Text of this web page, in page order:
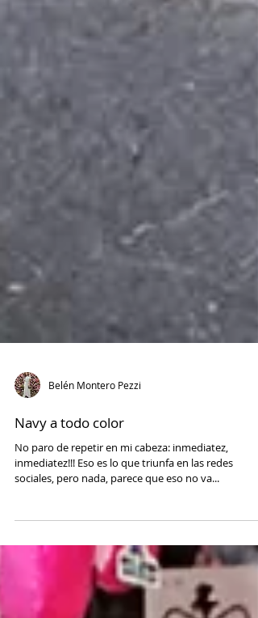
Belén Montero Pezzi
Navy a todo color
No paro de repetir en mi cabeza: inmediatez,
inmediatez!!! Eso es lo que triunfa en las redes
sociales, pero nada, parece que eso no va...